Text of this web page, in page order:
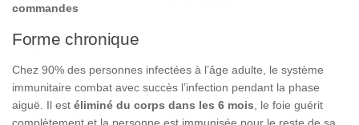
commandes
Forme chronique
Chez 90% des personnes infectées à l’âge adulte, le système
immunitaire combat avec succès l’infection pendant la phase
aiguë. Il est éliminé du corps dans les 6 mois , le foie guérit
complètement et la personne est immunisée pour le reste de sa